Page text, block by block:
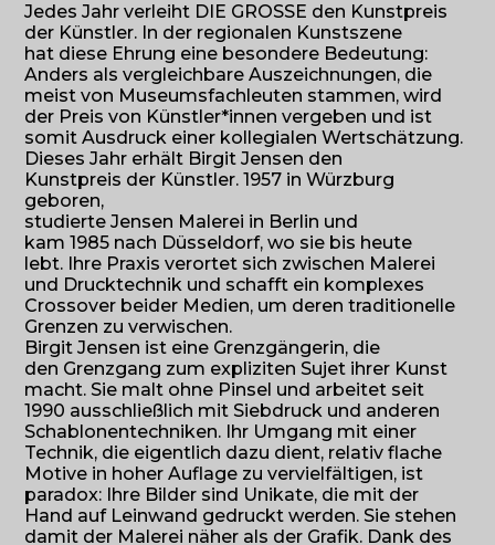
Jedes Jahr verleiht DIE GROSSE den Kunstpreis
der Künstler. In der regionalen Kunstszene
hat diese Ehrung eine besondere Bedeutung:
Anders als vergleichbare Auszeichnungen, die
meist von Museumsfachleuten stammen, wird
der Preis von Künstler*innen vergeben und ist
somit Ausdruck einer kollegialen Wertschätzung.
Dieses Jahr erhält Birgit Jensen den
Kunstpreis der Künstler. 1957 in Würzburg
geboren,
studierte Jensen Malerei in Berlin und
kam 1985 nach Düsseldorf, wo sie bis heute
lebt. Ihre Praxis verortet sich zwischen Malerei
und Drucktechnik und schafft ein komplexes
Crossover beider Medien, um deren traditionelle
Grenzen zu verwischen.
Birgit Jensen ist eine Grenzgängerin, die
den Grenzgang zum expliziten Sujet ihrer Kunst
macht. Sie malt ohne Pinsel und arbeitet seit
1990 ausschließlich mit Siebdruck und anderen
Schablonentechniken. Ihr Umgang mit einer
Technik, die eigentlich dazu dient, relativ flache
Motive in hoher Auflage zu vervielfältigen, ist
paradox: Ihre Bilder sind Unikate, die mit der
Hand auf Leinwand gedruckt werden. Sie stehen
damit der Malerei näher als der Grafik. Dank des